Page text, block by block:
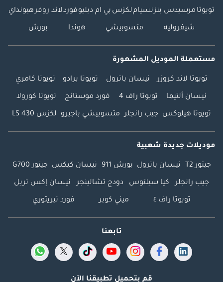
تويوتا مرسيدس بنزنسياملكزس بي ام دبليوفوردلاند روفرهيونداي
شيفروليه متسوبيشي هوندا بورش
مستعملة الموديل المشهورة
تويوتا لاند كروزر نيسان باترول تويوتا برادو تويوتا كامري
نيسان ألتيما تويوتا راف 4 فورد موستانج تويوتا كورولا
تويوتا هيلوكس جيب رانجلر متسوبيشي باجيرو لكزس LS 430
موديلات جديدة شعبية
جيتور T2 نيسان باترول بورش 911 نيسان كيكس جيتور G700
جيب رانجلر كيا سيلتوس دودج تشالينجر نيسان إكس تريل
تويوتا راف ٤ ميني كوبر فورد تيريتوري
تابعنا
قم بتحميل تطبيقنا الآن